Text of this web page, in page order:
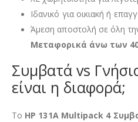
Ιδανικό για οικιακή ή
Άμεση αποστολή σε όλη
Μεταφορικά άνω των
Συμβατά vs
είναι η διαφορά;
Τo HP 131A Multipack 4